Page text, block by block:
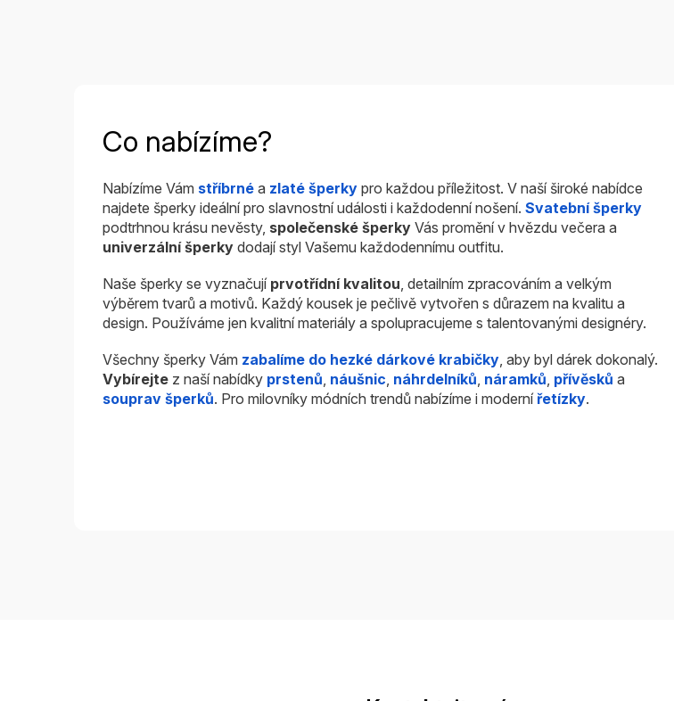
Co nabízíme?
Nabízíme Vám stříbrné a zlaté šperky pro každou příležitost. V naší široké nabídce
najdete šperky ideální pro slavnostní události i každodenní nošení. Svatební šperky
podtrhnou krásu nevěsty, společenské šperky Vás promění v hvězdu večera a
univerzální šperky dodají styl Vašemu každodennímu outfitu.
Naše šperky se vyznačují prvotřídní kvalitou , detailním zpracováním a velkým
výběrem tvarů a motivů. Každý kousek je pečlivě vytvořen s důrazem na kvalitu a
design. Používáme jen kvalitní materiály a spolupracujeme s talentovanými designéry.
Všechny šperky Vám zabalíme do hezké dárkové krabičky , aby byl dárek dokonalý.
Vybírejte z naší nabídky prstenů náušnic náhrdelníků náramků přívěsků a
souprav šperků. Pro milovníky módních trendů nabízíme i modernířetízky.